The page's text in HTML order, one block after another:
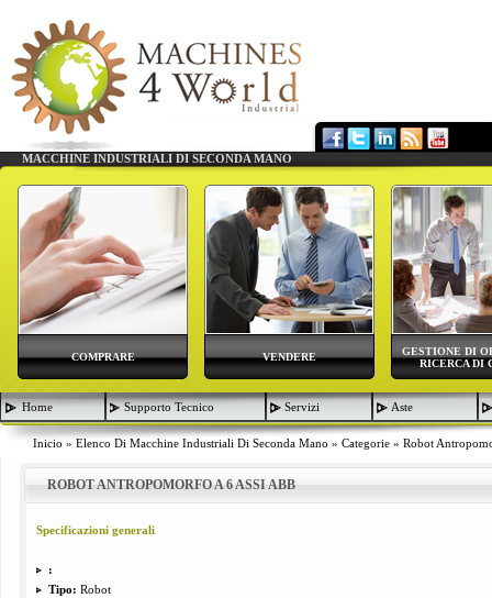
MACCHINE INDUSTRIALI DI SECONDA MANO
GESTIONE DI
RICERCA DI
VENDERE
COMPRARE
Home Supporto Tecnico Servizi Aste
Inicio » Elenco Di Macchine Industriali Di Seconda Mano » Categorie » Robot
ROBOT ANTROPOMORFO A 6 ASSI ABB
Specificazioni generali
:
Tipo: Robot